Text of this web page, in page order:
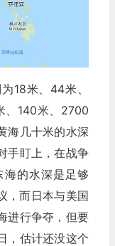
18米、44米、
、140米、2700
海几十米的水深
手盯上，在战争
的水深是足够
，而日本与美国
进行争夺，但要
，估计还没这个